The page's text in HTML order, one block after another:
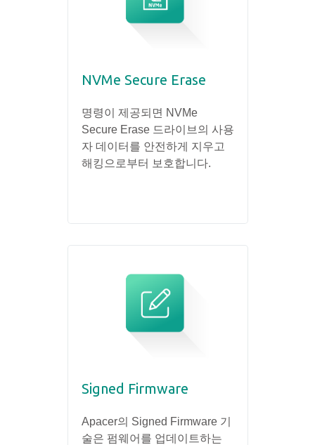
NVMe Secure Erase
명령이 제공되면 NVMe
Secure Erase 드라이브의 사용
자 데이터를 안전하게 지우고
해킹으로부터 보호합니다.
Signed Firmware
Apacer의 Signed Firmware 기
술은 펌웨어를 업데이트하는